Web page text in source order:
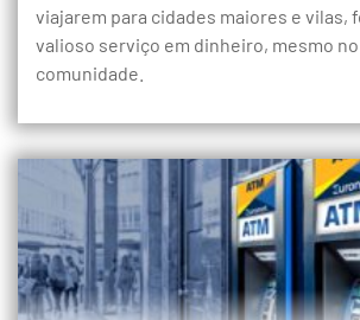
viajarem para cidades maiores e vilas,
valioso serviço em dinheiro, mesmo
comunidade.